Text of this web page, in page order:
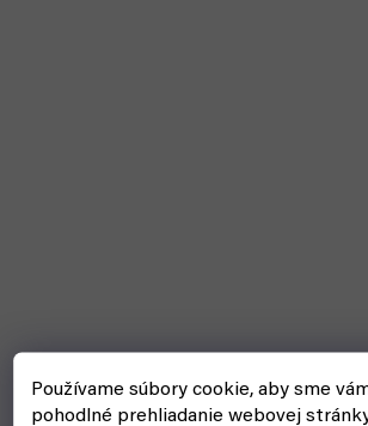
Používame súbory cookie, aby sme
pohodlné prehliadanie webovej